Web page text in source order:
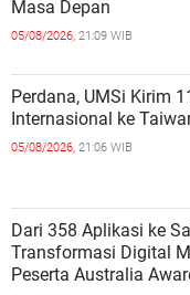
Masa Depan
05/08/2026, 21:09 WIB
Perdana, UMSi Kirim
Internasional ke
05/08/2026, 21:06 WIB
Dari 358 Aplikasi ke
Transformasi Digital
Peserta Australia